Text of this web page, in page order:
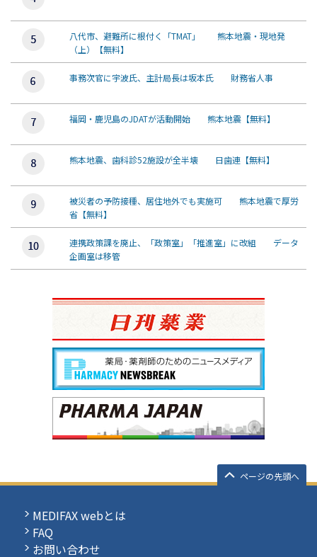
八代市、避難所に根付く「TMAT」 熊本地震・現地発
（上）【無料】
事務次官に宇波氏、主計局長は坂本氏 財務省人事
福岡・鹿児島のJDATが活動開始 熊本地震【無料】
熊本地震、歯科診52施設が全半壊 日歯連【無料】
被災者の予防接種、居住地外でも実施可 熊本地震で厚労
省【無料】
連携政策課を廃止、「政策室」「推進室」に改組 データ
企画室は移管
ページの先頭へ
MEDIFAX webとは
FAQ
お問い合わせ